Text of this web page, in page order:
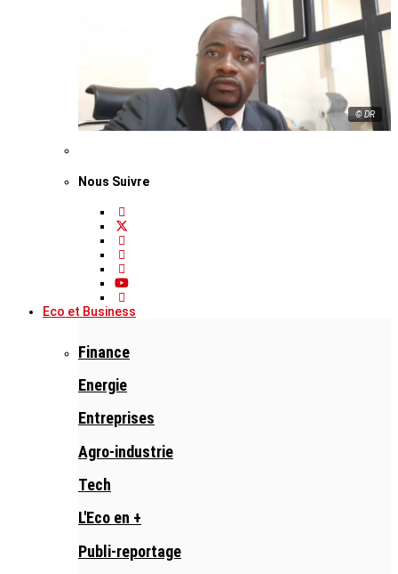
© DR
Nous Suivre
Eco et Business
Finance
Energie
Entreprises
Agro-industrie
Tech
L'Eco en +
Publi-reportage